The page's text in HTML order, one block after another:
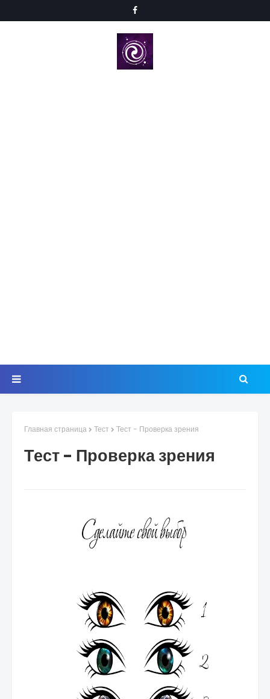
Главная страница Тест Тест - Проверка зрения
Тест - Проверка зрения